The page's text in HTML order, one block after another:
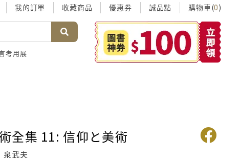
我的訂單 收藏商品 優惠券 誠品點 購物車(0)
考用展
全集 11: 信仰と美術
泉武夫